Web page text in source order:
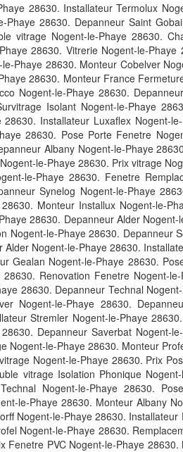
28630. Installateur Termolux
28630. Depanneur Saint
vitrage Nogent-le-Phaye 28630.
28630. Vitrerie Nogent-le-
Phaye 28630. Monteur Cobelver
28630. Monteur France
Nogent-le-Phaye 28630.
Isolant Nogent-le-Phaye
Installateur Luxaflex Nogent-
28630. Pose Porte Fenetre
Albany Nogent-le-Phaye
le-Phaye 28630. Prix vitrage
le-Phaye 28630. Fenetre
Synelog Nogent-le-Phaye
Monteur Installux Nogent-le-
28630. Depanneur Alder
le-Phaye 28630. Depanneur
Nogent-le-Phaye 28630.
Gealan Nogent-le-Phaye 28630.
Renovation Fenetre Nogent-
28630. Depanneur Technal
Nogent-le-Phaye 28630.
Stremler Nogent-le-Phaye
Depanneur Saverbat Nogent-
le-Phaye 28630. Monteur
Nogent-le-Phaye 28630. Prix
vitrage Isolation Phonique
Nogent-le-Phaye 28630.
le-Phaye 28630. Monteur Albany
Nogent-le-Phaye 28630.
Nogent-le-Phaye 28630.
PVC Nogent-le-Phaye